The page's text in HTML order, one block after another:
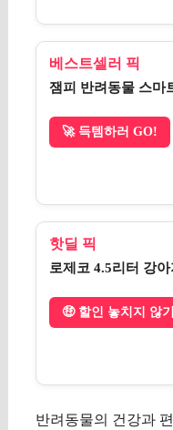
베스트셀러 픽
잼피 반려동물 스마
🚀 득템하러 GO!
핫딜 픽
로제코 4.5리터 강
🤑 할인 놓치지 않기
반려동물의 건강과